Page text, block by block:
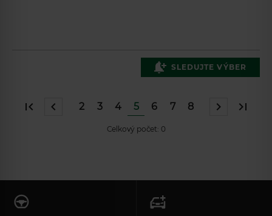
VOZIDLO SNOV
Palivo
SLEDUJTE VÝBER
2 3 4 5 6 7 8
Celkový počet: 0